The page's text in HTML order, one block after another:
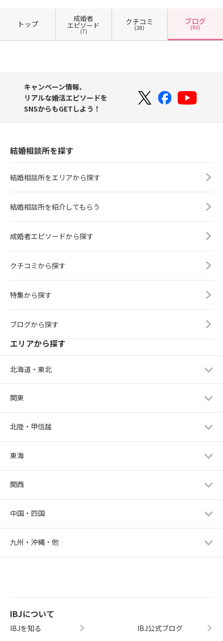
トップ
成婚者
エピソード
(7)
クチコミ
(28)
ブログ
(93)
キャンペーン情報、
リアルな婚活エピソードを
SNSからもGETしよう！
結婚相談所を探す
結婚相談所をエリアから探す
結婚相談所を紹介してもらう
成婚者エピソードから探す
クチコミから探す
特集から探す
ブログから探す
エリアから探す
北海道・東北
関東
北陸・甲信越
東海
関西
中国・四国
九州・沖縄・他
IBJについて
IBJを知る IBJ公式ブログ